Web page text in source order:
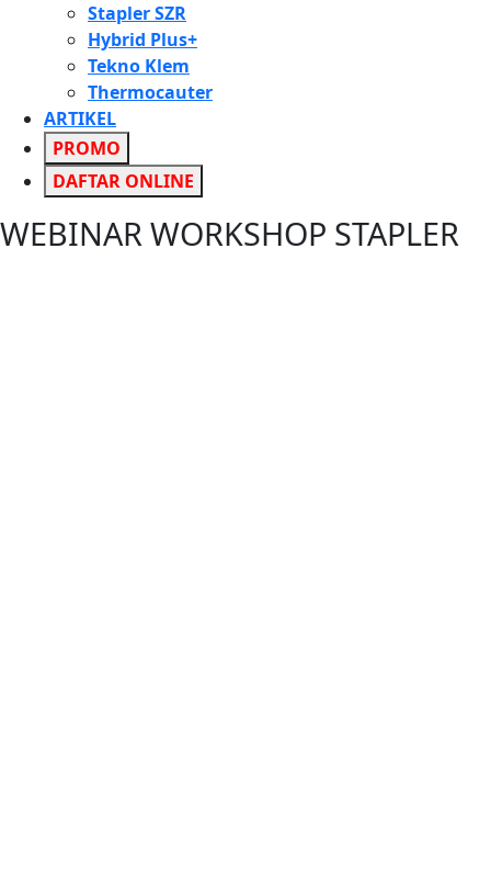
Stapler SZR
Hybrid Plus+
Tekno Klem
Thermocauter
ARTIKEL
PROMO
DAFTAR ONLINE
WEBINAR WORKSHOP STAPLER